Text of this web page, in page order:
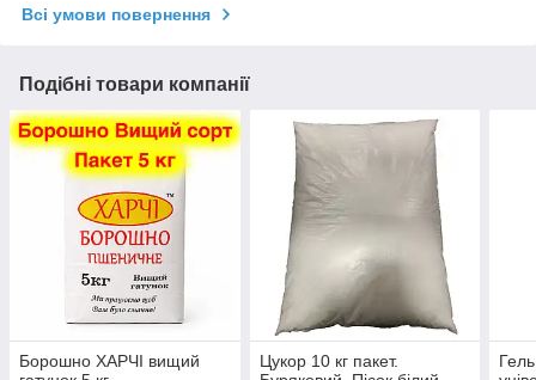
Всі умови повернення
Подібні товари компанії
Борошно ХАРЧІ вищий
Цукор 10 кг пакет.